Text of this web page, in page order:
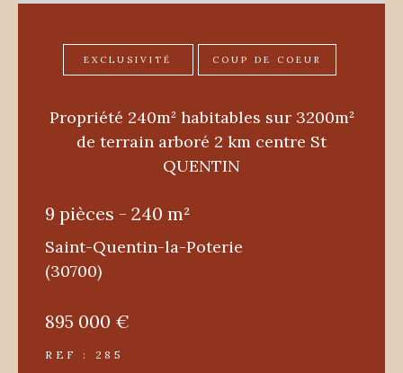
EXCLUSIVITÉ COUP DE COEUR
Propriété 240m² habitables sur 3200m²
de terrain arboré 2 km centre St
QUENTIN
9 pièces - 240 m²
Saint-Quentin-la-Poterie
(30700)
895 000 €
REF : 285